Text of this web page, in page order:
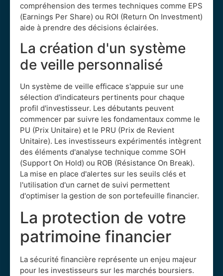
compréhension des termes techniques comme EPS
(Earnings Per Share) ou ROI (Return On Investment)
aide à prendre des décisions éclairées.
La création d'un système
de veille personnalisé
Un système de veille efficace s'appuie sur une
sélection d'indicateurs pertinents pour chaque
profil d'investisseur. Les débutants peuvent
commencer par suivre les fondamentaux comme le
PU (Prix Unitaire) et le PRU (Prix de Revient
Unitaire). Les investisseurs expérimentés intègrent
des éléments d'analyse technique comme SOH
(Support On Hold) ou ROB (Résistance On Break).
La mise en place d'alertes sur les seuils clés et
l'utilisation d'un carnet de suivi permettent
d'optimiser la gestion de son portefeuille financier.
La protection de votre
patrimoine financier
La sécurité financière représente un enjeu majeur
pour les investisseurs sur les marchés boursiers.